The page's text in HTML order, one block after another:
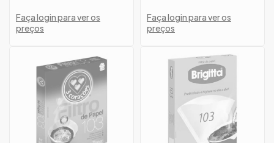
Faça login para ver os
preços
Faça login para ver os
preços